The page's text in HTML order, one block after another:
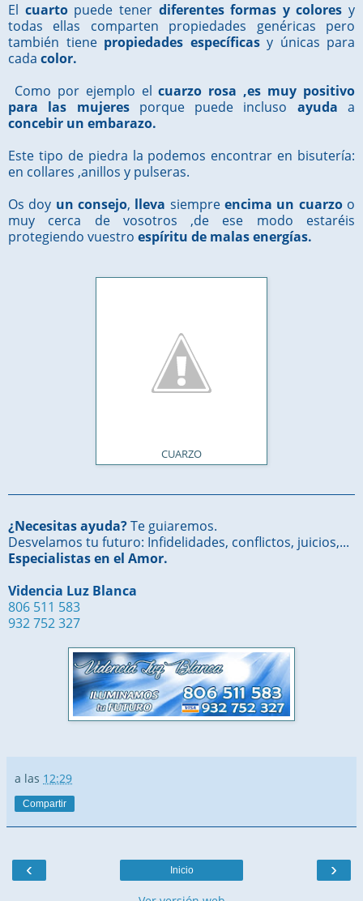
El cuartopuede tener diferentes formas y colores y
todas ellas comparten propiedades genéricas pero
también tiene propiedades específicasy únicas para
cada color.
Como por ejemplo elcuarzo rosa ,es muy positivo
para las mujeres porque puede incluso ayuda a
concebir un embarazo.
Este tipo de piedra la podemos encontrar en bisutería:
en collares ,anillos y pulseras.
Os doy un consejo, lleva siempreencima un cuarzoo
muy cerca de vosotros ,de ese modo estaréis
protegiendo vuestro espíritu de malas energías.
CUARZO
¿Necesitas ayuda?Te guiaremos.
Desvelamos tu futuro: Infidelidades, conflictos, juicios,...
Especialistas en el Amor.
Videncia Luz Blanca
806 511 583
932 752 327
a las 12:29
Compartir
‹ ›
Inicio